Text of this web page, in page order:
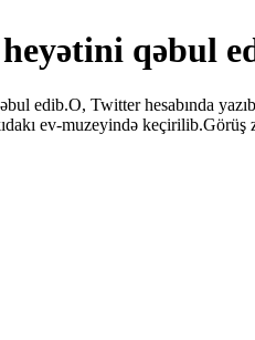
qəbul
edib.O, Twitter hesabında
ev-muzeyində keçirilib.Görüş